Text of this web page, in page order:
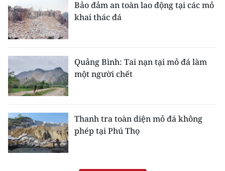
Infographic
TIN ĐỊA PHƯƠNG
Trung du và miền núi phía Bắc
Đồng bằng sông Hồng
Bắc Trung Bộ
Bảo đảm an toàn lao động tại các mỏ
khai thác đá
Quảng Bình: Tai nạn tại mỏ đá làm
một người chết
Thanh tra toàn diện mỏ đá không
phép tại Phú Thọ